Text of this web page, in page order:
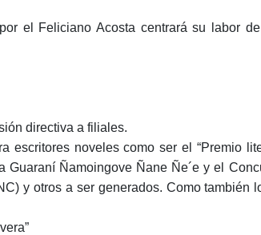
el Feliciano Acosta centrará su labor
directiva a filiales.
escritores noveles como ser el “Premio
Guaraní Ñamoingove Ñane Ñe´e y el
y otros a ser generados. Como también